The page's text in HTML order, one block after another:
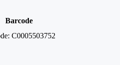
Barcode
C0005503752